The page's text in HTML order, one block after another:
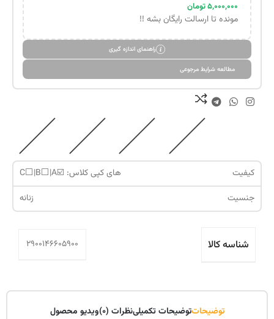
کیفیت
های کپی کلاس: ☑️C⬜️|B⬜️|A
جنسیت
زنانه
شناسه کالا 2900146605900
۵,۰۰۰,۰۰۰تومان
مونده تا ارسالت رایگان بشه !!
راهنمای اندازه گیری
مطالعه شرایط مرجوعی
توضیحاتتوضیحات تکمیلینظرات (0) ویدیو محصول